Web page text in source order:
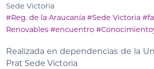
Sede Victoria
#Reg. de la Araucanía #Sede Victoria
Renovables #encuentro
Realizada en dependencias de la
Prat Sede Victoria